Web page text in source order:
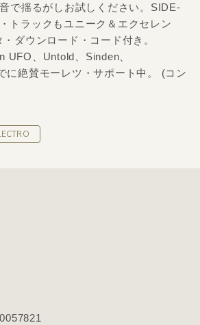
で揺るがしお試しください。SIDE-
トラックもユニーク＆エクセレン
ダウンロード・コード付き。
UFO、Untold、Sinden、
に絶賛モーレツ・サポート中。 (コン